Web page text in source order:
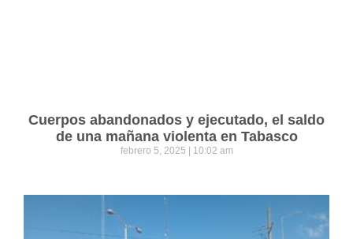
Cuerpos abandonados y ejecutado, el saldo
de una mañana violenta en Tabasco
febrero 5, 2025 10:02 am